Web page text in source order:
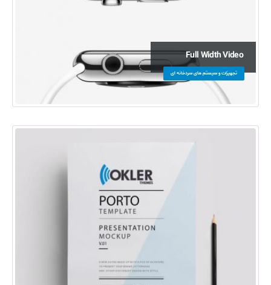
Full Width Video
تجهیزات و سیستم های سردخانه ای